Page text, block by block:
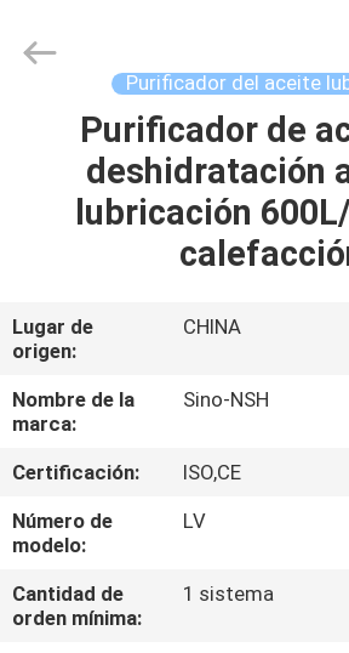
HOGAR
PRODUCTOS
NOSOTROS
VIAJE
DE
LA
FÁBRICA
CONTROL
Purifier
Manufacture
Purificador del aceite
Purificador de
deshidratación
lubricación
Lugar de
origen:
CHINA
Nombre de la
marca:
Sino-NSH
Certificación:
ISO,CE
Número de
modelo:
LV
Cantidad de
orden mínima:
1 sistema